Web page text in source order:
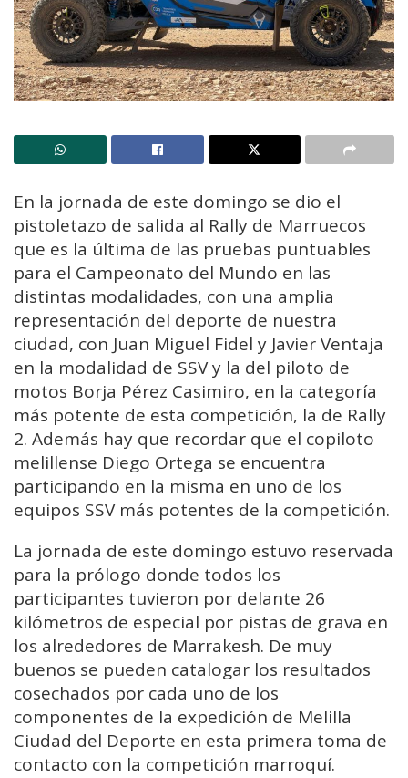
En la jornada de este domingo se dio el
pistoletazo de salida al Rally de Marruecos
que es la última de las pruebas puntuables
para el Campeonato del Mundo en las
distintas modalidades, con una amplia
representación del deporte de nuestra
ciudad, con Juan Miguel Fidel y Javier Ventaja
en la modalidad de SSV y la del piloto de
motos Borja Pérez Casimiro, en la categoría
más potente de esta competición, la de Rally
2. Además hay que recordar que el copiloto
melillense Diego Ortega se encuentra
participando en la misma en uno de los
equipos SSV más potentes de la competición.
La jornada de este domingo estuvo reservada
para la prólogo donde todos los
participantes tuvieron por delante 26
kilómetros de especial por pistas de grava en
los alrededores de Marrakesh. De muy
buenos se pueden catalogar los resultados
cosechados por cada uno de los
componentes de la expedición de Melilla
Ciudad del Deporte en esta primera toma de
contacto con la competición marroquí.